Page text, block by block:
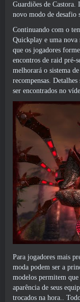
Guardiões de Castora.
novo modo de desafio
Continuando com o
Quickplay e uma
que os jogadores
encontros de raid pré-
melhorará o sistema
recompensas.
ser encontrados no
Para jogadores mais
moda podem ser a
modelos permitem
aparência de seus
trocados na hora..